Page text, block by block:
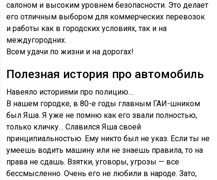
салоном и высоким уровнем безопасности. Это делает
его отличным выбором для коммерческих перевозок
и работы как в городских условиях, так и на
междугородних.
Всем удачи по жизни и на дорогах!
Полезная история про автомобиль
Навеяло историями про полицию…
В нашем городке, в 80-е годы главным ГАИ-шником
был Яша. Я уже не помню как его звали полностью,
только кличку… Славился Яша своей
принципиальностью. Ему никто был не указ. Если ты не
умеешь водить машину или не знаешь правила, то на
права не сдашь. Взятки, уговоры, угрозы — все
бессмысленно. Очень его не любили в народе. Зато,